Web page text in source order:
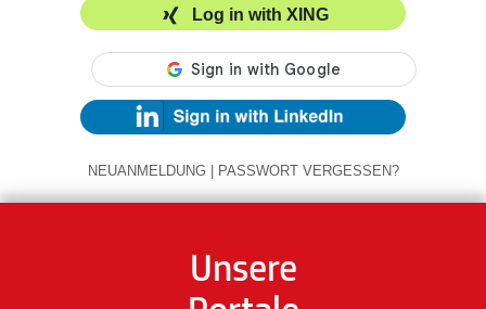
Log in with XING
NEUANMELDUNG | PASSWORT VERGESSEN?
Unsere